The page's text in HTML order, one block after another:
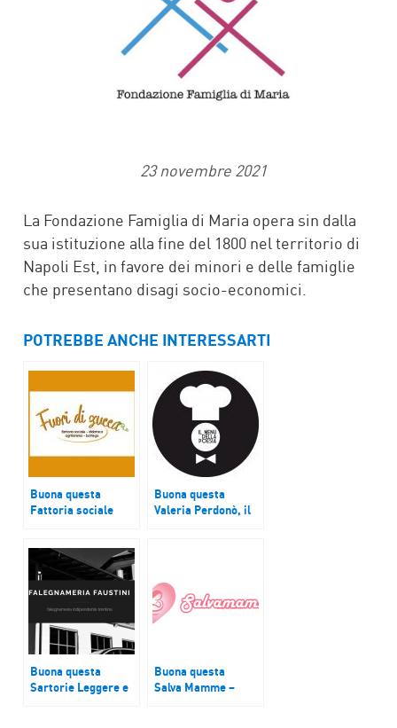
23 novembre 2021
La Fondazione Famiglia di Maria opera sin dalla
sua istituzione alla fine del 1800 nel territorio di
Napoli Est, in favore dei minori e delle famiglie
che presentano disagi socio-economici.
POTREBBE ANCHE INTERESSARTI
Buona questa
Fattoria sociale
Buona questa
Valeria Perdonò, il
Buona questa
Sartorie Leggere e
Buona questa
Salva Mamme –